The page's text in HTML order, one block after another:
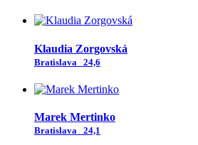
Klaudia Zorgovská
Bratislava 24,6
Marek Mertinko
Bratislava 24,1